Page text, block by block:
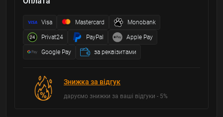
Visa Mastercard Monobank
Privat24 PayPal Apple Pay
Google Pay за реквізитами
Знижка за відгук
даруємо знижки за ваші відгуки - 5%